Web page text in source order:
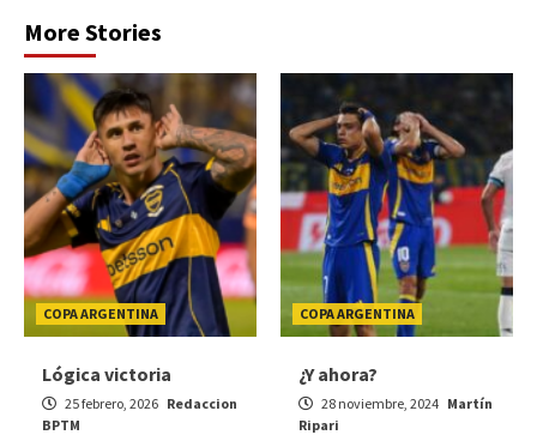
More Stories
COPA ARGENTINA
Lógica victoria
25 febrero, 2026 Redaccion
BPTM
COPA ARGENTINA
¿Y ahora?
28 noviembre, 2024 Martín
Ripari